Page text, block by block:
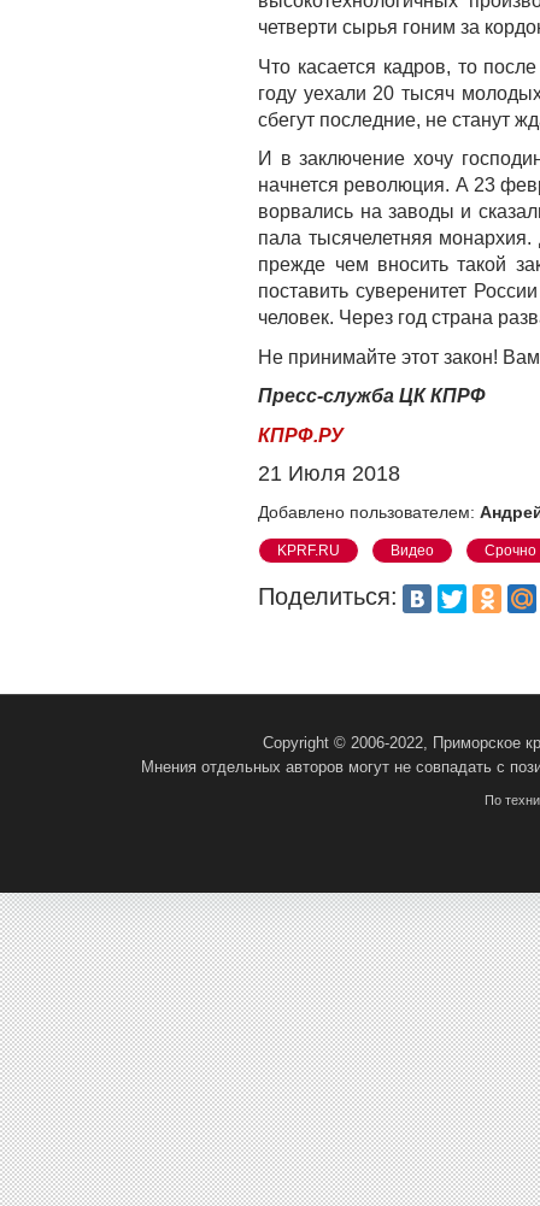
четверти сырья гоним за
Что касается кадров, то
году уехали 20 тысяч
сбегут последние, не станут
И в заключение хочу
начнется революция. А 23
ворвались на заводы и
пала тысячелетняя
прежде чем вносить такой
поставить суверенитет
человек. Через год страна
Не принимайте этот закон!
Пресс-служба ЦК КПРФ
КПРФ.РУ
21 Июля 2018
Добавлено пользователем:
KPRF.RU Видео Срочно
Поделиться:
Copyright © 2006-2022, Приморское
Мнения отдельных авторов могут не совпадать с
По